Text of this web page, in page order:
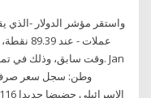
واستقر مؤشر الدولار -الذي